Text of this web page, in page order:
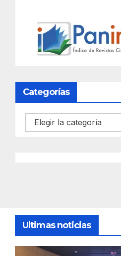
Categorías
Categorías
Ultimas noticias